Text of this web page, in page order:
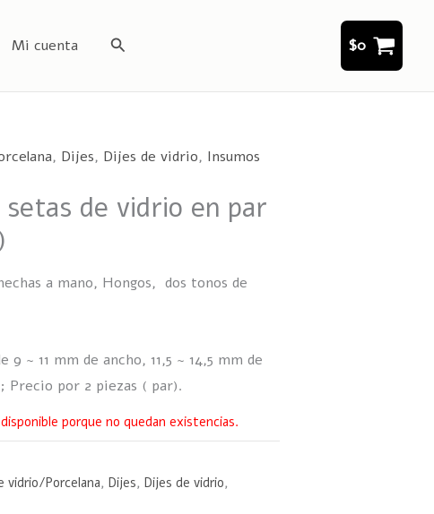
Mi cuenta Buscar $0
, Dijes, Dijes de vidrio, Insumos
de vidrio en par
a mano, Hongos, dos tonos de
9 ~ 11 mm de ancho, 11,5 ~ 14,5 mm de
Precio por 2 piezas ( par).
porque no quedan existencias.
vidrio/Porcelana, Dijes, Dijes de vidrio,